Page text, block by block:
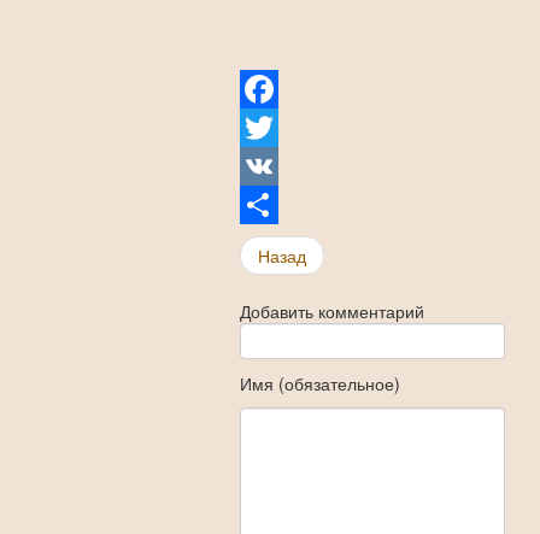
Facebook
Twitter
VK
Share
Назад
Добавить комментарий
Имя (обязательное)